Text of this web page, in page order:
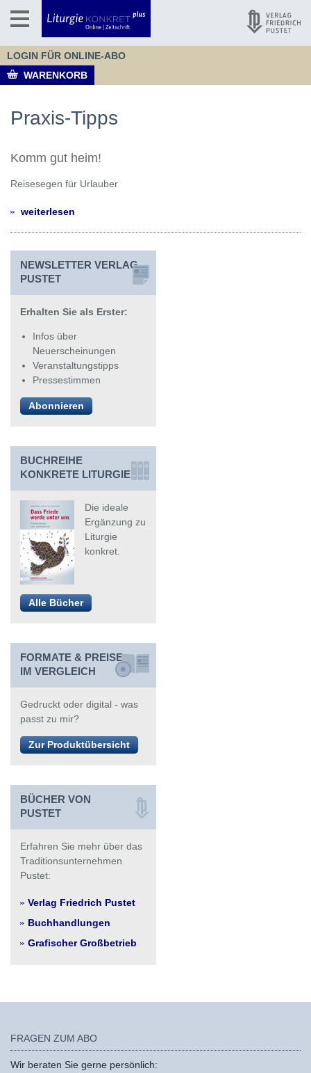
LOGIN FÜR ONLINE-ABO
WARENKORB
Praxis-Tipps
Komm gut heim!
Reisesegen für Urlauber
weiterlesen
NEWSLETTER VERLAG
PUSTET
Erhalten Sie als Erster:
Infos über
Neuerscheinungen
Veranstaltungstipps
Pressestimmen
Abonnieren
BUCHREIHE
KONKRETE LITURGIE
Die ideale
Ergänzung zu
Liturgie
konkret.
Alle Bücher
Alle Bücher
FORMATE & PREISE
IM VERGLEICH
Gedruckt oder digital - was
passt zu mir?
Zur Produktübersicht
BÜCHER VON
PUSTET
Erfahren Sie mehr über das
Traditionsunternehmen
Pustet:
Verlag Friedrich Pustet
Buchhandlungen
Grafischer Großbetrieb
FRAGEN ZUM ABO
Wir beraten Sie gerne persönlich: